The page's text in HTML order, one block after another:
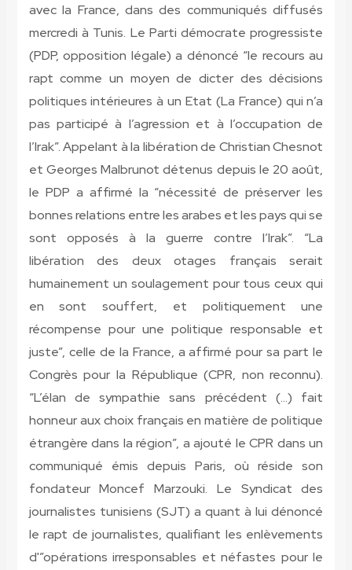
avec la France, dans des communiqués diffusés
mercredi à Tunis. Le Parti démocrate progressiste
(PDP, opposition légale) a dénoncé “le recours au
rapt comme un moyen de dicter des décisions
politiques intérieures à un Etat (La France) qui n’a
pas participé à l’agression et à l’occupation de
l’Irak”. Appelant à la libération de Christian Chesnot
et Georges Malbrunot détenus depuis le 20 août,
le PDP a affirmé la “nécessité de préserver les
bonnes relations entre les arabes et les pays qui se
sont opposés à la guerre contre l’Irak”. “La
libération des deux otages français serait
humainement un soulagement pour tous ceux qui
en sont souffert, et politiquement une
récompense pour une politique responsable et
juste”, celle de la France, a affirmé pour sa part le
Congrès pour la République (CPR, non reconnu).
“L’élan de sympathie sans précédent (…) fait
honneur aux choix français en matière de politique
étrangère dans la région”, a ajouté le CPR dans un
communiqué émis depuis Paris, où réside son
fondateur Moncef Marzouki. Le Syndicat des
journalistes tunisiens (SJT) a quant à lui dénoncé
le rapt de journalistes, qualifiant les enlèvements
d'”opérations irresponsables et néfastes pour le